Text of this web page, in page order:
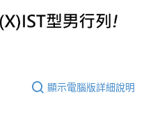
顯示電腦版詳細說明